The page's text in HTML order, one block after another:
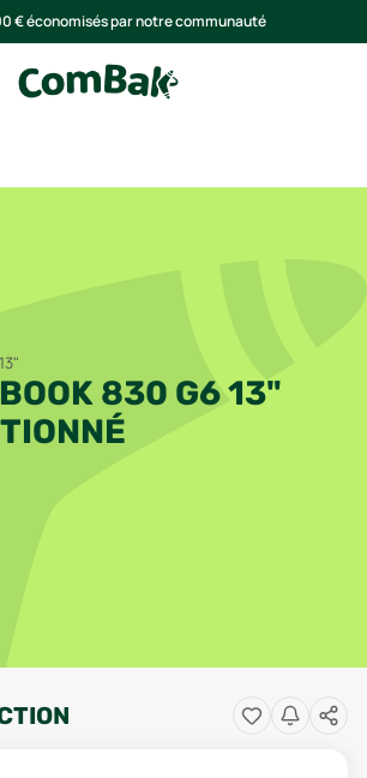
€ économisés par notre communauté
830 G6 13"